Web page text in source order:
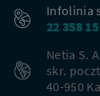
Infolinia
22 358
Netia S.
skr.
40-950